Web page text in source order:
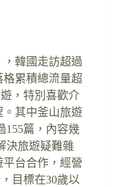
，韓國走訪超過
格累積總流量超
，特別喜歡介
其中釜山旅遊
155篇，內容幾
決旅遊疑難雜
台合作，經營
目標在30歲以